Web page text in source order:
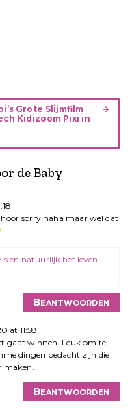
Grote Slijmfilm
Kidizoom Pixi in
de Baby
sorry haha maar wel dat
en natuurlijk het leven
Beantwoorden
at 11:58
gaat winnen. Leuk om te
dingen bedacht zijn die
maken.
Beantwoorden